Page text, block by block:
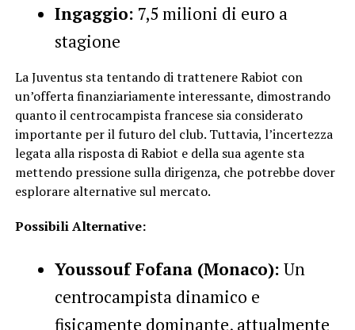
Ingaggio: 7,5 milioni di euro a
stagione
La Juventus sta tentando di trattenere Rabiot con
un’offerta finanziariamente interessante, dimostrando
quanto il centrocampista francese sia considerato
importante per il futuro del club. Tuttavia, l’incertezza
legata alla risposta di Rabiot e della sua agente sta
mettendo pressione sulla dirigenza, che potrebbe dover
esplorare alternative sul mercato.
Possibili Alternative:
Youssouf Fofana (Monaco): Un
centrocampista dinamico e
fisicamente dominante, attualmente